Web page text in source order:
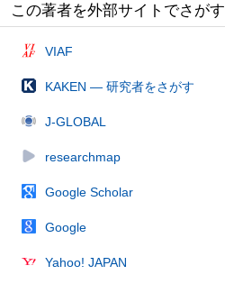
この著者を外部サイトでさがす
VIAF
KAKEN — 研究者をさがす
J-GLOBAL
researchmap
Google Scholar
Google
Yahoo! JAPAN